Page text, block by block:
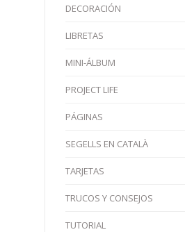
DECORACIÓN
LIBRETAS
MINI-ÁLBUM
PROJECT LIFE
PÁGINAS
SEGELLS EN CATALÀ
TARJETAS
TRUCOS Y CONSEJOS
TUTORIAL